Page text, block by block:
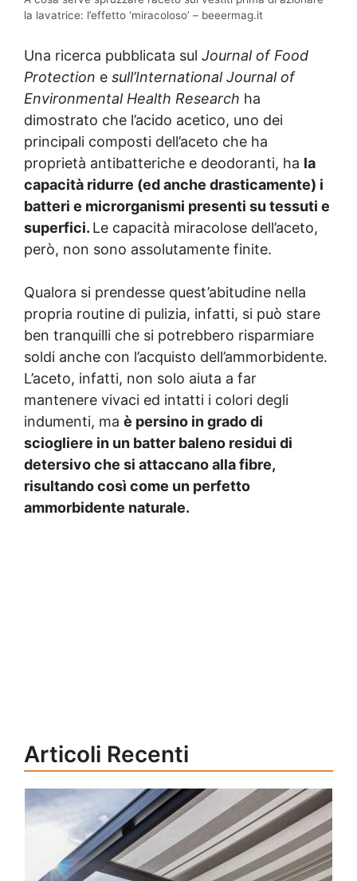
la lavatrice: l’effetto ‘miracoloso’ – beeermag.it
Una ricerca pubblicata sul Journal of Food
Protection e sull’International Journal of
Environmental Health Research ha
dimostrato che l’acido acetico, uno dei
principali composti dell’aceto che ha
proprietà antibatteriche e deodoranti, ha la
capacità ridurre (ed anche drasticamente) i
batteri e microrganismi presenti su tessuti e
superfici. Le capacità miracolose dell’aceto,
però, non sono assolutamente finite.
Qualora si prendesse quest’abitudine nella
propria routine di pulizia, infatti, si può stare
ben tranquilli che si potrebbero risparmiare
soldi anche con l’acquisto dell’ammorbidente.
L’aceto, infatti, non solo aiuta a far
mantenere vivaci ed intatti i colori degli
indumenti, ma è persino in grado di
sciogliere in un batter baleno residui di
detersivo che si attaccano alla fibre,
risultando così come un perfetto
ammorbidente naturale.
Articoli Recenti